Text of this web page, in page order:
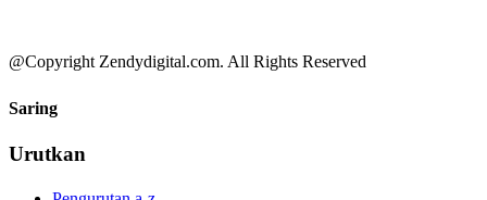
@Copyright Zendydigital.com. All Rights Reserved
Saring
Urutkan